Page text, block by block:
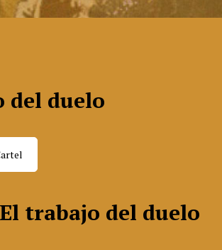
del duelo
trabajo del duelo